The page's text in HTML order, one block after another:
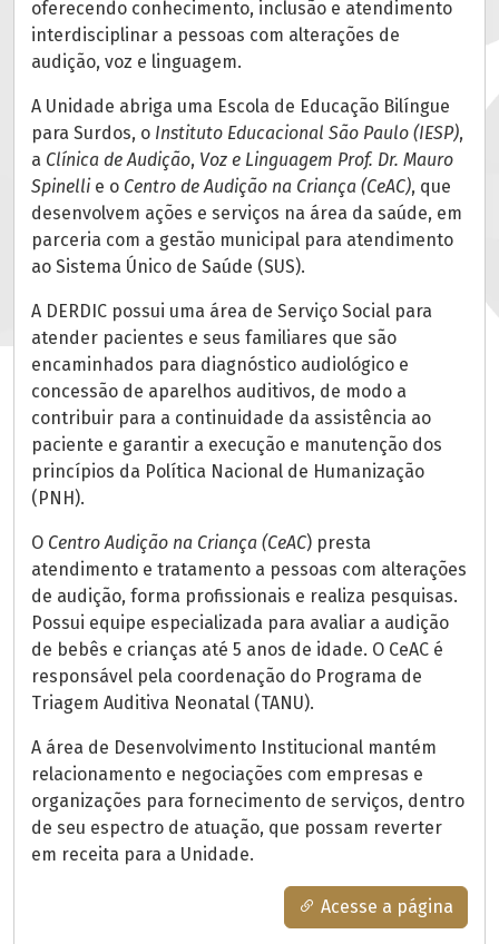
oferecendo conhecimento, inclusão e atendimento
interdisciplinar a pessoas com alterações de
audição, voz e linguagem.
A Unidade abriga uma Escola de Educação Bilíngue
para Surdos, o Instituto Educacional São Paulo (IESP),
a Clínica de Audição, Voz e Linguagem Prof. Dr. Mauro
Spinellie o Centro de Audição na Criança (CeAC), que
desenvolvem ações e serviços na área da saúde, em
parceria com a gestão municipal para atendimento
ao Sistema Único de Saúde (SUS).
A DERDIC possui uma área de Serviço Social para
atender pacientes e seus familiares que são
encaminhados para diagnóstico audiológico e
concessão de aparelhos auditivos, de modo a
contribuir para a continuidade da assistência ao
paciente e garantir a execução e manutenção dos
princípios da Política Nacional de Humanização
(PNH).
O Centro Audição na Criança (CeAC) presta
atendimento e tratamento a pessoas com alterações
de audição, forma profissionais e realiza pesquisas.
Possui equipe especializada para avaliar a audição
de bebês e crianças até 5 anos de idade. O CeAC é
responsável pela coordenação do Programa de
Triagem Auditiva Neonatal (TANU).
A área de Desenvolvimento Institucional mantém
relacionamento e negociações com empresas e
organizações para fornecimento de serviços, dentro
de seu espectro de atuação, que possam reverter
em receita para a Unidade.
Acesse a página